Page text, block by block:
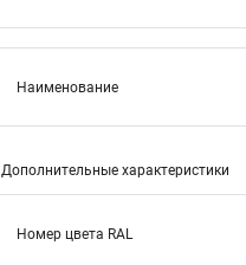
Наименование
Дополнительные характеристики
Номер цвета RAL